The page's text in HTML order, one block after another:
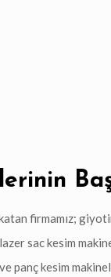
firmamız;
sac kesim
panç kesim